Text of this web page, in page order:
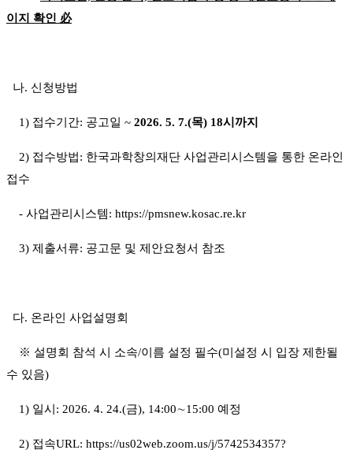
이지 확인 必
나. 신청방법
1) 접수기간: 공고일 ~ 2026. 5. 7.(목) 18시까지
2) 접수방법: 한국과학창의재단 사업관리시스템을 통한 온라인
접수
- 사업관리시스템: https://pmsnew.kosac.re.kr
3) 제출서류: 공고문 및 제안요청서 참조
다. 온라인 사업설명회
※ 설명회 참석 시 소속/이름 설정 필수(미설정 시 입장 제한될
수 있음)
1) 일시: 2026. 4. 24.(금), 14:00∼15:00 예정
2) 접속URL: https://us02web.zoom.us/j/5742534357?